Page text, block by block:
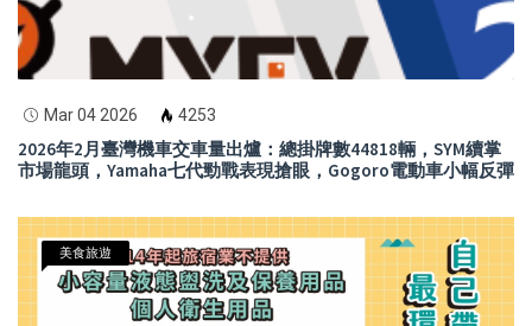
Mar 04 2026 4253
2026年2月臺灣機車交車量出爐：總掛牌數44818輛，SYM續掌
市場龍頭，Yamaha七代勁戰表現搶眼，Gogoro電動車小幅反彈
美食旅遊